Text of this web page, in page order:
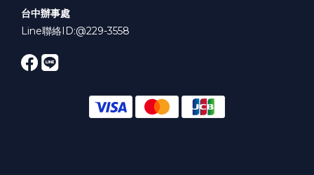
台中辦事處
Line聯絡ID:@229-3558